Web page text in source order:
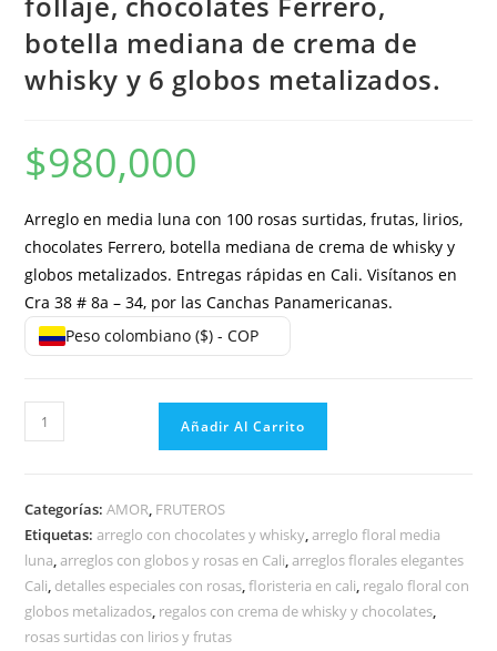
botella mediana de crema de
whisky y 6 globos metalizados.
$980,000
Arreglo en media luna con 100 rosas surtidas, frutas, lirios,
chocolates Ferrero, botella mediana de crema de whisky y
globos metalizados. Entregas rápidas en Cali. Visítanos en
Cra 38 # 8a – 34, por las Canchas Panamericanas.
Peso colombiano ($) - COP
Añadir Al Carrito
Categorías:AMOR, FRUTEROS
Etiquetas:arreglo con chocolates y whisky,arreglo floral media
luna,arreglos con globos y rosas en Cali,arreglos florales elegantes
Cali, detalles especiales con rosas,floristeria en cali, regalo floral con
globos metalizados, regalos con crema de whisky y chocolates,
rosas surtidas con lirios y frutas